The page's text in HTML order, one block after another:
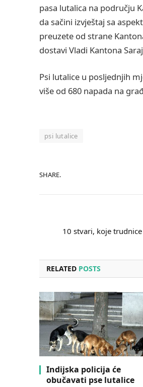
pasa lutalica na području
da sačini izvještaj sa
preuzete od strane
dostavi Vladi Kantona
Psi lutalice u posljednjih
više od 680 napada na
psi lutalice
SHARE.
10 stvari, koje
RELATED POSTS
Indijska policija će
obučavati pse lutalice